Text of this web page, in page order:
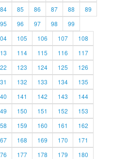
84 85 86 87 88
89
95 96 97 98
99
105 106 107
108
114 115 116
117
123 124 125
126
132 133 134
135
141 142 143
144
150 151 152
153
159 160 161
162
168 169 170
171
177 178 179
180